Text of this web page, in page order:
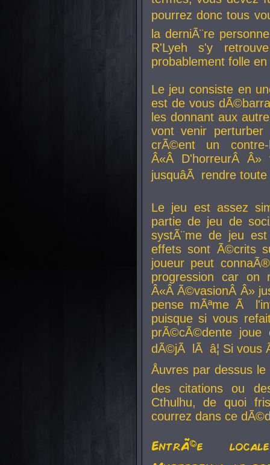
pourrez donc tous
la derniÃ¨re
R'Lyeh s'y
probablement folle
Le jeu consiste en
est de vous
les donnant aux
vont venir perturber
crÃ©ent un
Â«Â D'horreurÂ
jusquâÃ rendre
Le jeu est assez
partie de jeu de
systÃ¨me de jeu
effets sont Ã©crits
joueur peut
progression car
Â«Â Ã©vasionÂ Â»
pense mÃªme Ã
puisque si vous
prÃ©cÃ©dente
dÃ©jÃ lÃ â¦ Si vous
Åuvres par dessus
des citations ou
Cthulhu, de quoi
courrez dans ce
EntrÃ©e